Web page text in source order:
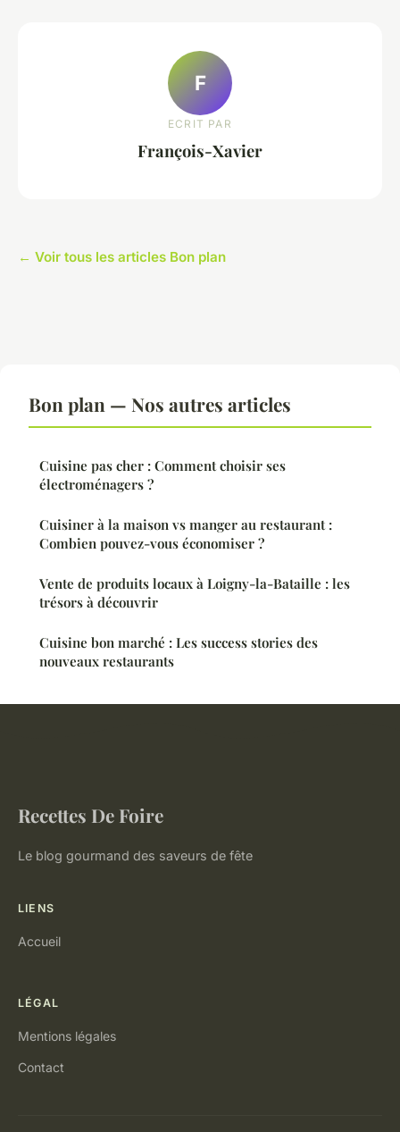
F
ECRIT PAR
François-Xavier
← Voir tous les articles Bon plan
Bon plan — Nos autres articles
Cuisine pas cher : Comment choisir ses
électroménagers ?
Cuisiner à la maison vs manger au restaurant :
Combien pouvez-vous économiser ?
Vente de produits locaux à Loigny-la-Bataille : les
trésors à découvrir
Cuisine bon marché : Les success stories des
nouveaux restaurants
Recettes De Foire
Le blog gourmand des saveurs de fête
LIENS
Accueil
LÉGAL
Mentions légales
Contact